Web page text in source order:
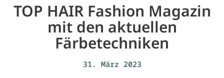
TOP HAIR Fashion Magazin
mit den aktuellen
Färbetechniken
31. März 2023